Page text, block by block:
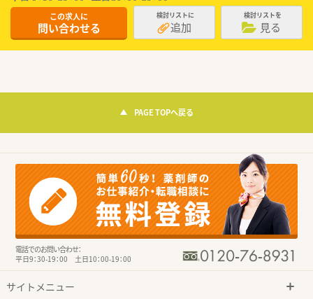
この求人に
問い合わせる
検討リストに
追加
検討リストを
見る
PAGE TOPへ戻る
電話でのお問い合わせ：
平日9：30-19：00 土日10：00-19：00
サイトメニュー